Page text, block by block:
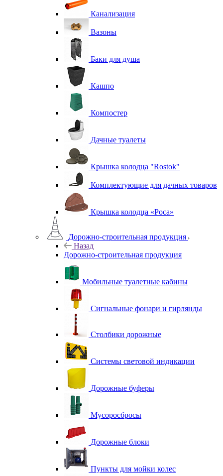
Канализация
Вазоны
Баки для душа
Кашпо
Компостер
Дачные туалеты
Крышка колодца "Rostok"
Комплектующие для дачных товаров
Крышка колодца «Роса»
Дорожно-строительная продукция
Назад
Дорожно-строительная продукция
Мобильные туалетные кабины
Сигнальные фонари и гирлянды
Столбики дорожные
Системы световой индикации
Дорожные буферы
Мусоросбросы
Дорожные блоки
Пункты для мойки колес